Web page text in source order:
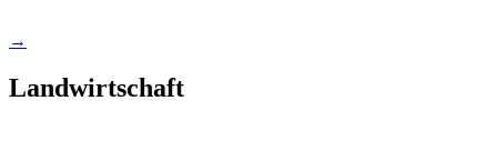
→
Landwirtschaft